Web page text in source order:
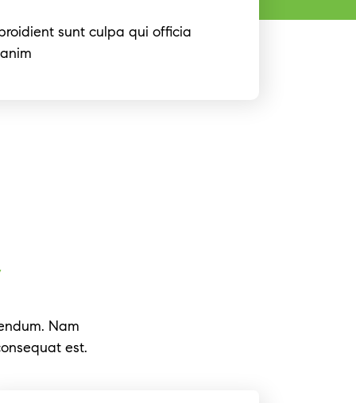
sunt culpa qui officia
Nam
est.